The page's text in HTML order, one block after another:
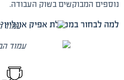
נוספים המבוקשים בשוק העבודה.
למה לבחור במכללת אפיק אונליין?